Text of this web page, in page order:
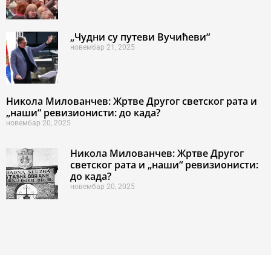
„Чудни су путеви Вучићеви“
новембар 21, 2025
Никола Милованчев: Жртве Другог светског рата и
„наши“ ревизионисти: до када?
новембар 20, 2025
Никола Милованчев: Жртве Другог
светског рата и „наши“ ревизионисти:
до када?
новембар 20, 2025